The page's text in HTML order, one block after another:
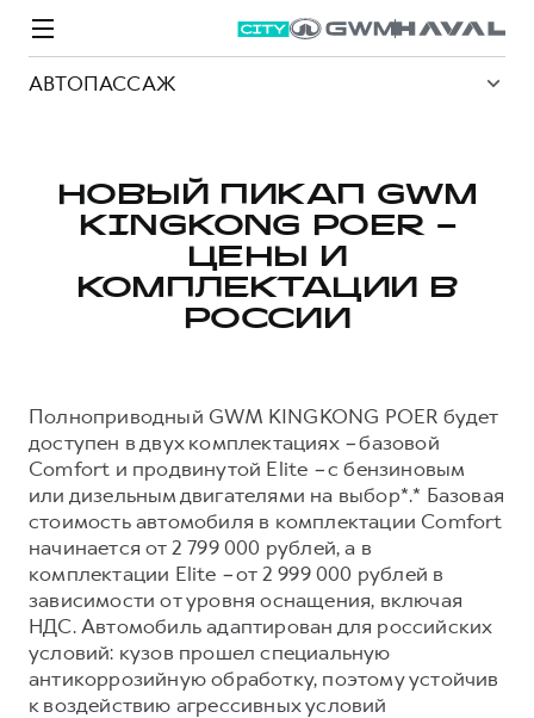
АВТОПАССАЖ
M6
от 2 049 000 ₽
JOLION
от 2 049 000 ₽
DARGO
от 3 199 000 ₽
DARGO X
от 3 499 000 ₽
Покупателям
Конфигуратор HAVAL
Аксессуары HAVAL
Каталоги и прайс-листы
Программа «HAVAL Защита+»
Тест-драйв
Трейд-ин
КРЕДИТ И СТРАХОВАНИЕ
Владельцам
Запись на сервис
Моторное масло
Стоимость ТО
СЕРВИСНОЕ ОБСЛУЖИВАНИЕ
Нулевое ТО
Программа «Помощь на дороге»
Регламенты технического обслуживания
Спецпредложения
Владельцам
Новости
О GWM
ИНФОРМАЦИЯ О ДИЛЕРЕ
О дилере
Наша команда
Контакты
НОВЫЙ ПИКАП GWM
KINGKONG POER –
ЦЕНЫ И
КОМПЛЕКТАЦИИ В
РОССИИ
Полноприводный GWM KINGKONG POER будет
доступен в двух комплектациях –базовой
Comfort и продвинутой Elite –с бензиновым
или дизельным двигателями на выбор*.* Базовая
стоимость автомобиля в комплектации Comfort
начинается от 2 799 000 рублей, а в
комплектации Elite –от 2 999 000 рублей в
зависимости от уровня оснащения, включая
НДС. Автомобиль адаптирован для российских
условий: кузов прошел специальную
антикоррозийную обработку, поэтому устойчив
к воздействию агрессивных условий